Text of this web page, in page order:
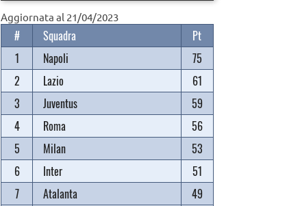
Aggiornata al 21/04/2023
# Squadra
Pt
1
Napoli
75
2
Lazio
61
3
Juventus
59
4
Roma
56
5
Milan
53
6
Inter
51
7
Atalanta
49